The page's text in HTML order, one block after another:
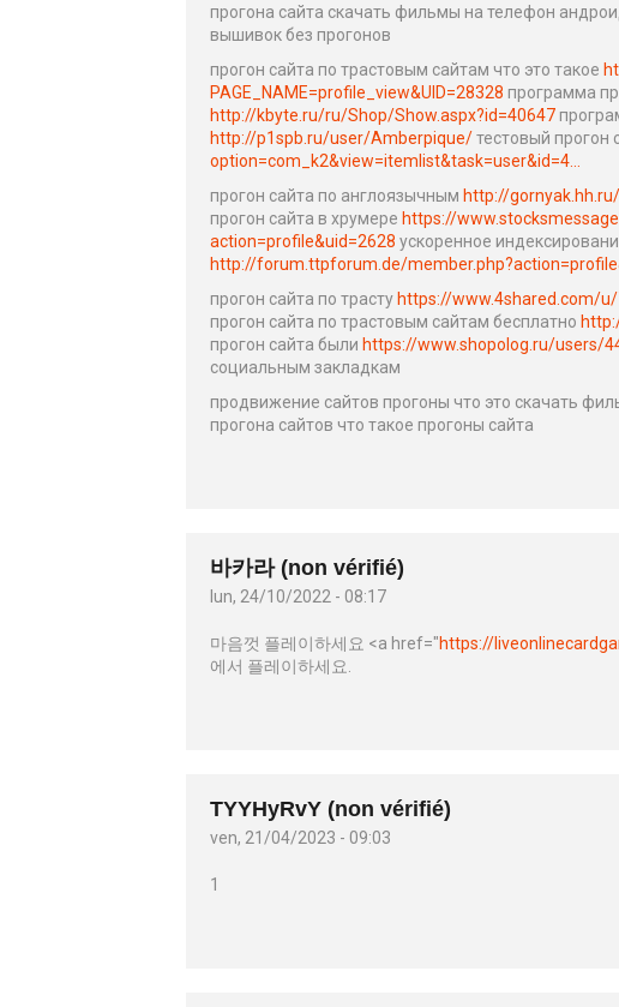
прогона сайта скачать фильмы на телефон
вышивок без прогонов
прогон сайта по трастовым сайтам что это такое
PAGE_NAME=profile_view&UID=28328 программа
http://kbyte.ru/ru/Shop/Show.aspx?id=40647
http://p1spb.ru/user/Amberpique/тестовый прогон
option=com_k2&view=itemlist&task=user&id=4...
прогон сайта по англоязычным http://
прогон сайта в хрумере https://
action=profile&uid=2628 ускоренное
http://forum.ttpforum.de/
прогон сайта по трастуhttps://www.4shared.com/
прогон сайта по трастовым сайтам бесплатно
прогон сайта были https://www.shopolog.ru/users/
социальным закладкам
продвижение сайтов прогоны что это скачать
прогона сайтов что такое прогоны сайта
바카라 (non vérifié)
lun, 24/10/2022 - 08:17
마음껏 플레이하세요 <a href="https://
에서 플레이하세요.
TYYHyRvY (non vérifié)
ven, 21/04/2023 - 09:03
1